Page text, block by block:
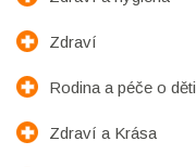
Zdraví
Rodina a péče o děti
Zdraví a Krása